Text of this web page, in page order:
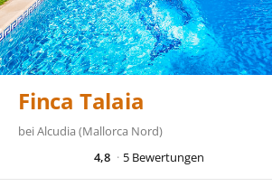
Finca Talaia
beiAlcudia (Mallorca Nord)
4,8
5 Bewertungen